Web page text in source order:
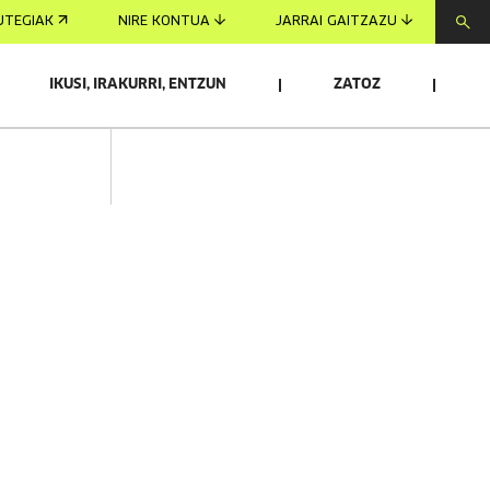
NIRE KONTUA JARRAI GAITZAZU
IKUSI, IRAKURRI, ENTZUN ZATOZ